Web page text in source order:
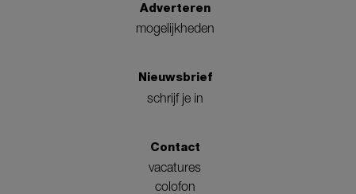
Adverteren
mogelijkheden
Nieuwsbrief
schrijf je in
Contact
vacatures
colofon